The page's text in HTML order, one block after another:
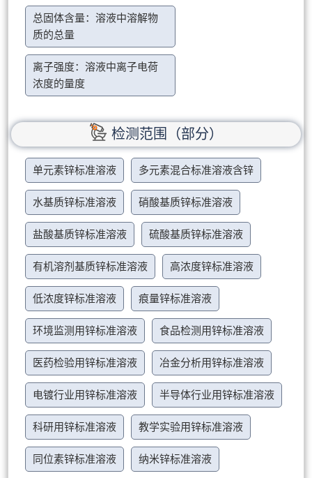
总固体含量：溶液中溶解物
质的总量
离子强度：溶液中离子电荷
浓度的量度
检测范围（部分）
单元素锌标准溶液 多元素混合标准溶液含锌
水基质锌标准溶液 硝酸基质锌标准溶液
盐酸基质锌标准溶液 硫酸基质锌标准溶液
有机溶剂基质锌标准溶液 高浓度锌标准溶液
低浓度锌标准溶液 痕量锌标准溶液
环境监测用锌标准溶液 食品检测用锌标准溶液
医药检验用锌标准溶液 冶金分析用锌标准溶液
电镀行业用锌标准溶液 半导体行业用锌标准溶液
科研用锌标准溶液 教学实验用锌标准溶液
同位素锌标准溶液 纳米锌标准溶液